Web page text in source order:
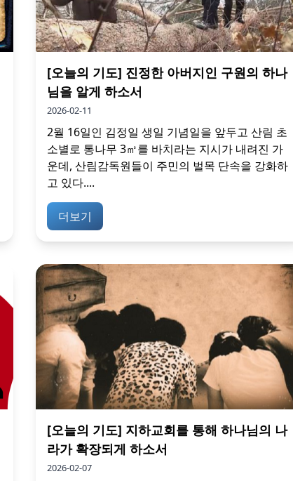
[오늘의 기도] 진정한 아버지인 구원의 하나
님을 알게 하소서
2026-02-11
2월 16일인 김정일 생일 기념일을 앞두고 산림 초
소별로 통나무 3㎥를 바치라는 지시가 내려진 가
운데, 산림감독원들이 주민의 벌목 단속을 강화하
고 있다....
더보기
[오늘의 기도] 지하교회를 통해 하나님의 나
라가 확장되게 하소서
2026-02-07